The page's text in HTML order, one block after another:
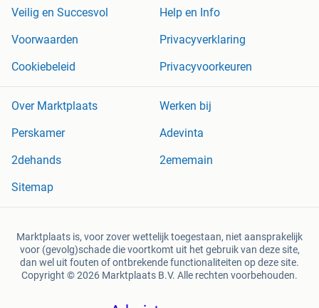
Veilig en Succesvol
Help en Info
Voorwaarden
Privacyverklaring
Cookiebeleid
Privacyvoorkeuren
Over Marktplaats
Werken bij
Perskamer
Adevinta
2dehands
2ememain
Sitemap
Marktplaats is, voor zover wettelijk toegestaan, niet aansprakelijk
voor (gevolg)schade die voortkomt uit het gebruik van deze site,
dan wel uit fouten of ontbrekende functionaliteiten op deze site.
Copyright © 2026 Marktplaats B.V. Alle rechten voorbehouden.